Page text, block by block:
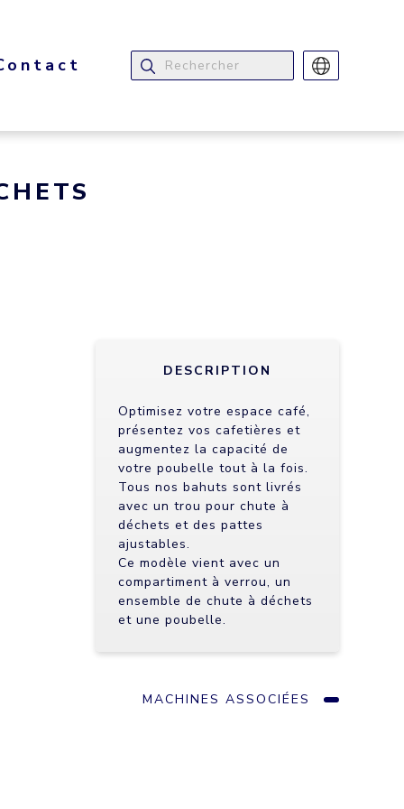
DESCRIPTION
Optimisez votre espace café,
présentez vos cafetières et
augmentez la capacité de
votre poubelle tout à la fois.
Tous nos bahuts sont livrés
avec un trou pour chute à
déchets et des pattes
ajustables.
Ce modèle vient avec un
compartiment à verrou, un
ensemble de chute à déchets
et une poubelle.
MACHINES ASSOCIÉES